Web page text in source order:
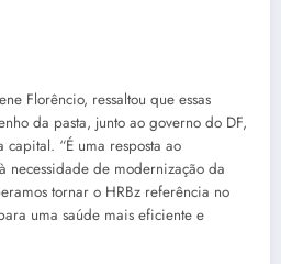
Florêncio, ressaltou que essas
da pasta, junto ao governo do DF,
capital. “É uma resposta ao
necessidade de modernização da
tornar o HRBz referência no
uma saúde mais eficiente e